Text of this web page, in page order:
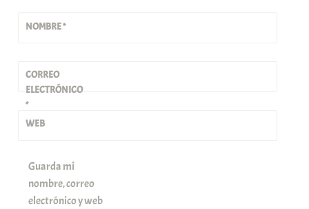
NOMBRE*
CORREO
ELECTRÓNICO
*
WEB
Guarda mi
nombre, correo
electrónico y web